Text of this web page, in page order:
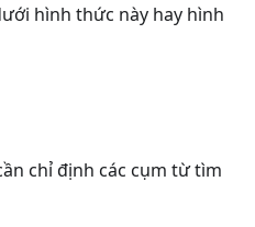
hình thức này hay hình
chỉ định các cụm từ tìm